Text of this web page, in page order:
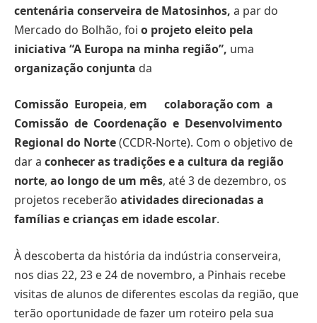
centenária conserveira de Matosinhos, a par do
Mercado do Bolhão, foi o projeto eleito pela
iniciativa “A Europa na minha região”, uma
organização conjunta da
Comissão Europeia, em colaboração com a
Comissão de Coordenação e Desenvolvimento
Regional do Norte(CCDR-Norte). Com o objetivo de
dar a conhecer as tradições e a cultura da região
norte, ao longo de um mês, até 3 de dezembro, os
projetos receberão atividades direcionadas a
famílias e crianças em idade escolar.
À descoberta da história da indústria conserveira,
nos dias 22, 23 e 24 de novembro, a Pinhais recebe
visitas de alunos de diferentes escolas da região, que
terão oportunidade de fazer um roteiro pela sua